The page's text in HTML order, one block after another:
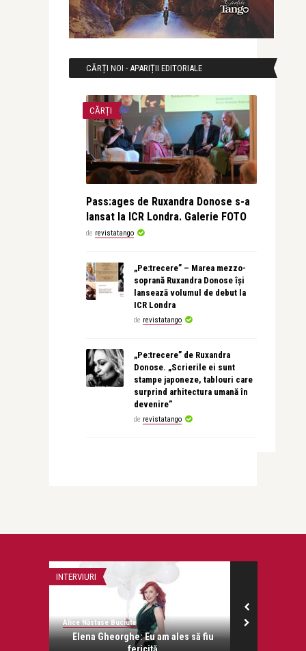
CĂRȚI NOI - APARIȚII EDITORIALE
CĂRȚI
Pass:ages de Ruxandra Donose s-a
lansat la ICR Londra. Galerie FOTO
de revistatango
„Pe:trecere” – Marea mezzo-
soprană Ruxandra Donose își
lansează volumul de debut la
ICR Londra
de revistatango
„Pe:trecere” de Ruxandra
Donose. „Scrierile ei sunt
stampe japoneze, tablouri care
surprind arhitectura umană în
devenire”
de revistatango
INTERVIURI
Alice Năstase Buciuta
Elena Gheorghe: Eu am ales să fiu
fericită